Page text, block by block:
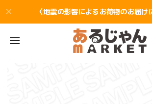
〈地震の影響によるお荷物のお届け